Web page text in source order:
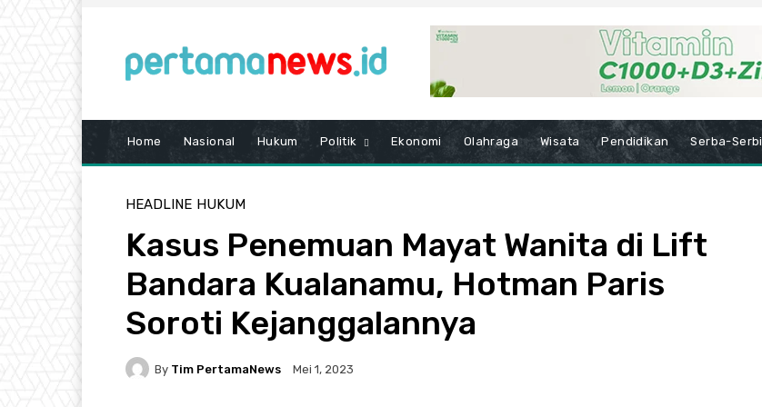
Home Nasional Hukum Politik Ekonomi Olahraga Wisata Pendidikan Serba-Serbi
HEADLINE HUKUM
Kasus Penemuan Mayat Wanita di Lift
Bandara Kualanamu, Hotman Paris
Soroti Kejanggalannya
By Tim PertamaNews Mei 1, 2023